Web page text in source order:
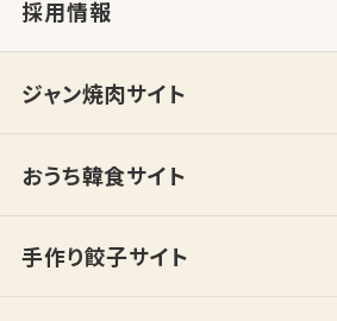
採用情報
ジャン焼肉サイト
おうち韓食サイト
手作り餃子サイト